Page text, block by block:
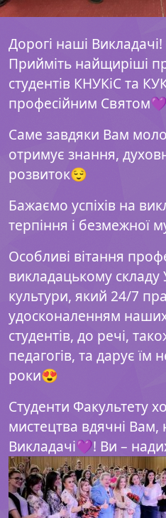
Дорогі наші Викладачі!
Прийміть найщиріші
студентів КНУКіС та
професійним
Саме завдяки Вам
отримує знання,
розвиток😌
Бажаємо успіхів на
терпіння і безмежної
Особливі вітання
викладацькому складу
культури, який 24/7
удосконаленням
студентів, до речі,
педагогів, та дарує їм
роки😍
Студенти Факультету
мистецтва вдячні Вам,
Викладачі💜! Ви –